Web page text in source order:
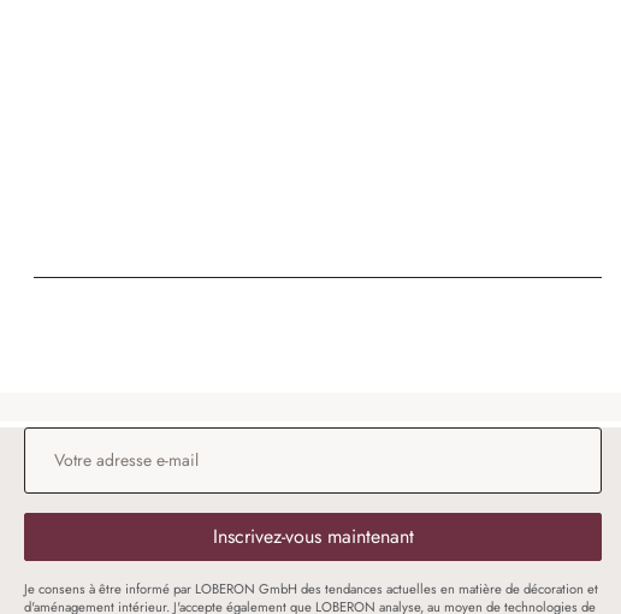
Adresse e-mail*
Inscrivez-vous maintenant
Je consens à être informé par LOBERON GmbH des tendances actuelles en matière de décoration et
d'aménagement intérieur. J'accepte également que LOBERON analyse, au moyen de technologies de